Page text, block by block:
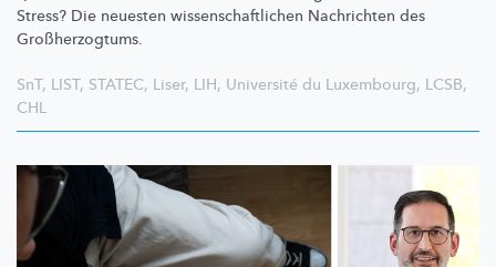
Stress? Die neuesten wissenschaftlichen Nachrichten des
Großherzogtums.
SnT, LIST, STATEC, Liser, LIH, Université du Luxembourg, LCSB,
CHL